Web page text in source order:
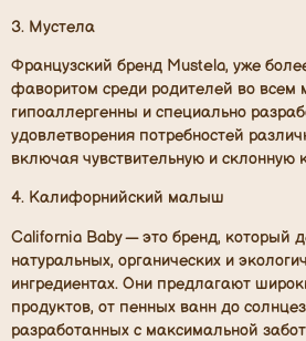
3. Мустела
Французский бренд Mustela, уже
фаворитом среди родителей во всем
гипоаллергенны и специально
удовлетворения потребностей
включая чувствительную и склонную
4. Калифорнийский малыш
California Baby — это бренд, который
натуральных, органических и
ингредиентах. Они предлагают
продуктов, от пенных ванн до
разработанных с максимальной